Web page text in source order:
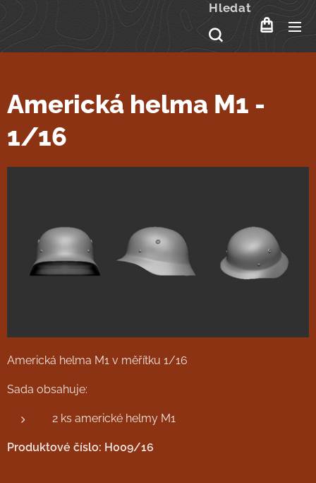
Hledat
Americká helma M1 -
1/16
Americká helma M1 v měřítku 1/16
Sada obsahuje:
2 ks americké helmy M1
Produktové číslo: H009/16